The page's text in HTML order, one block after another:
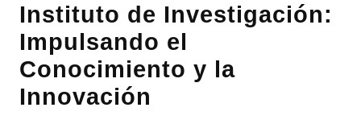
Instituto de Investigación:
Impulsando el
Conocimiento y la
Innovación